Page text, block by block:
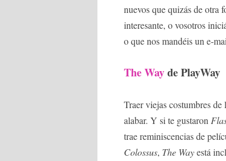
nuevos que quizás de otra
interesante, o vosotros
o que nos mandéis un e-
The Wayde PlayWay
Traer viejas costumbres
alabar. Y si te gustaron
trae reminiscencias de
Colossus, The Wayestá